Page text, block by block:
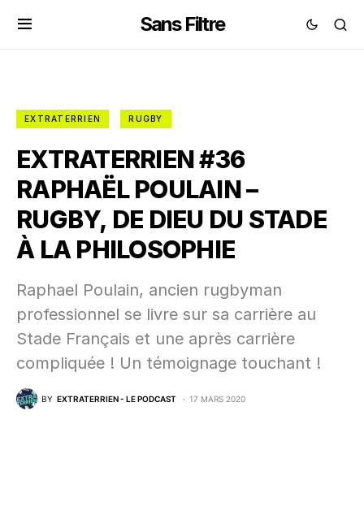
Sans Filtre
EXTRATERRIEN RUGBY
EXTRATERRIEN #36
RAPHAËL POULAIN –
RUGBY, DE DIEU DU STADE
À LA PHILOSOPHIE
Raphael Poulain, ancien rugbyman
professionnel se livre sur sa carrière au
Stade Français et une après carrière
compliquée ! Un témoignage touchant !
BY EXTRATERRIEN - LE PODCAST 17 MARS 2020